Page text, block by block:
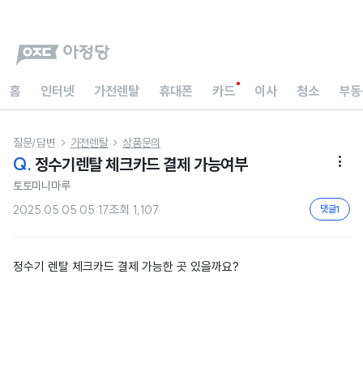
홈 인터넷 가전렌탈 휴대폰 카드 이사 청소 부
질문/답변  가전렌탈  상품문의
Q. 정수기렌탈 체크카드 결제 가능여부 
토토미니마루
2025.05.05 05:17조회 1,107 댓글1
정수기 렌탈 체크카드 결제 가능한 곳 있을까요?